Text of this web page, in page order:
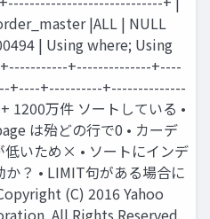
|ALL | NULL
| Using where; Using
+--------------+----
+----+----------+--------------
1200万件 ソートしている •
は殆どの行で0 • カーデ
低いため× • ソートにインデ
か？ • LIMIT句がある場合に
(C) 2016 Yahoo